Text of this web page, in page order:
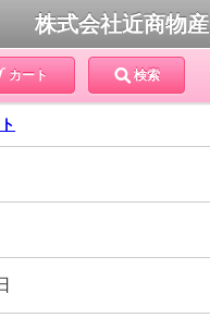
株式会社近商物産
カート 検索